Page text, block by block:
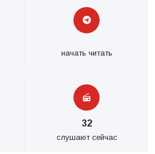
начать читать
32
слушают сейчас